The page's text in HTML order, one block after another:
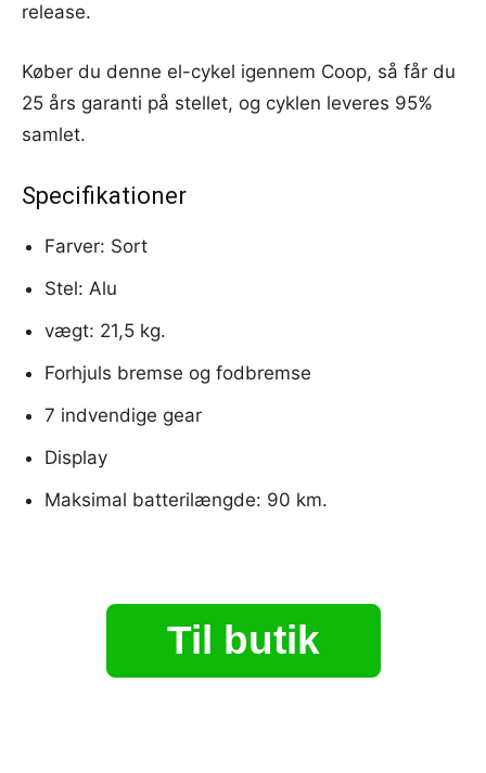
release.
Køber du denne el-cykel igennem Coop, så får du
25 års garanti på stellet, og cyklen leveres 95%
samlet.
Specifikationer
Farver: Sort
Stel: Alu
vægt: 21,5 kg.
Forhjuls bremse og fodbremse
7 indvendige gear
Display
Maksimal batterilængde: 90 km.
Til butik